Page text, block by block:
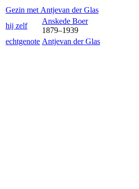
Gezin met Antjevan der Glas
hij zelf
Anskede Boer
1879–1939
echtgenote Antjevan der Glas